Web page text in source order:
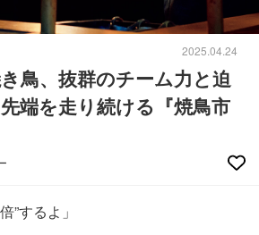
2025.04.24
鳥、抜群のチーム力と迫
端を走り続ける『焼鳥市
”するよ」